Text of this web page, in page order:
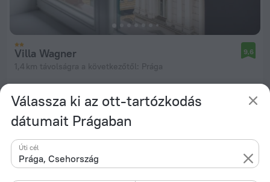
Válassza ki az ott-tartózkodás
dátumait Prágaban
Prága, Csehország
Úti cél
Villa Wagner
1,4 km távolságra a következőtől: Prága
9,6
ettől: 21 789 Ft
éjszakánként